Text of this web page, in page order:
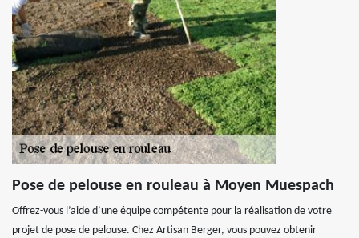
Pose de pelouse en rouleau à Moyen Muespach
Offrez-vous l’aide d’une équipe compétente pour la réalisation de votre
projet de pose de pelouse. Chez Artisan Berger, vous pouvez obtenir